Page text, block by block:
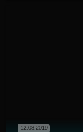
12.08.2019